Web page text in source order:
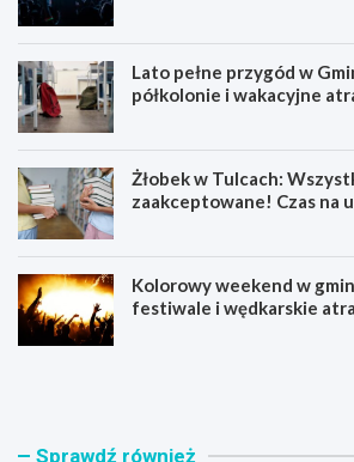
Lato pełne przygód w
półkolonie i wakacyjne
Żłobek w Tulcach:
zaakceptowane! Czas na
Kolorowy weekend w
festiwale i wędkarskie
„
w
L
e Sprawdź również